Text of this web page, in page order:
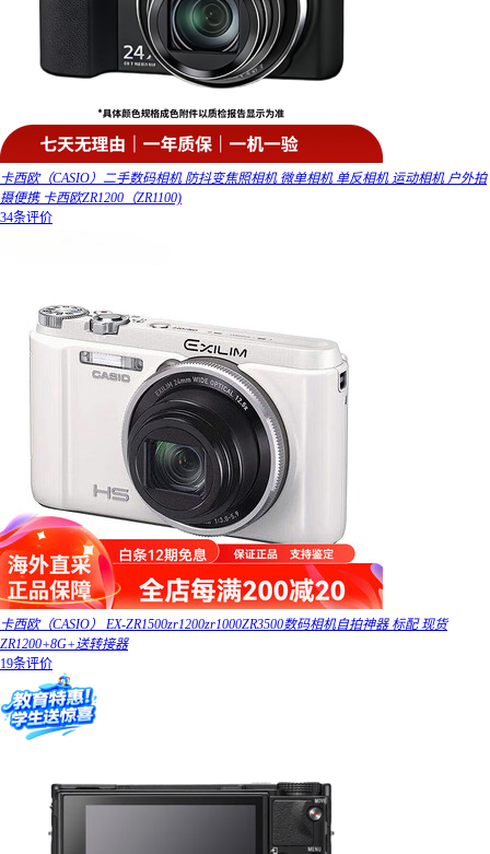
卡西欧（CASIO）二手数码相机 防抖变焦照相机 微单相机 单反相机 运动相机 户外拍
摄便携 卡西欧ZR1200（ZR1100)
34条评价
卡西欧（CASIO） EX-ZR1500zr1200zr1000ZR3500数码相机自拍神器 标配 现货
ZR1200+8G+送转接器
19条评价